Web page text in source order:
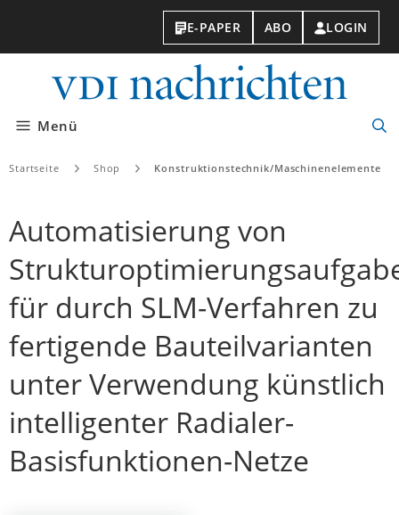
E-PAPER ABO LOGIN
Menü
Startseite Shop Konstruktionstechnik/Maschinenelemente
Automatisierung von
für durch SLM-Verfahren zu
fertigende Bauteilvarianten
unter Verwendung künstlich
intelligenter Radialer-
Basisfunktionen-Netze